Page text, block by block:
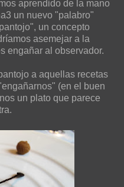
aprendido de la mano
un nuevo "palabro"
un concepto
asemejar a la
engañar al observador.
a aquellas recetas
(en el buen
un plato que parece